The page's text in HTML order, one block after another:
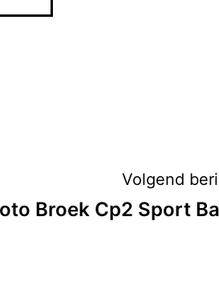
Volgend
Broek Cp2 Sport